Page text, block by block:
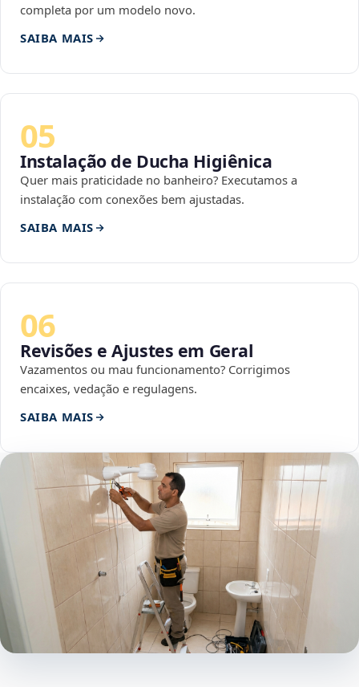
completa por um modelo novo.
SAIBA MAIS
05
Instalação de Ducha Higiênica
Quer mais praticidade no banheiro? Executamos a
instalação com conexões bem ajustadas.
SAIBA MAIS
06
Revisões e Ajustes em Geral
Vazamentos ou mau funcionamento? Corrigimos
encaixes, vedação e regulagens.
SAIBA MAIS